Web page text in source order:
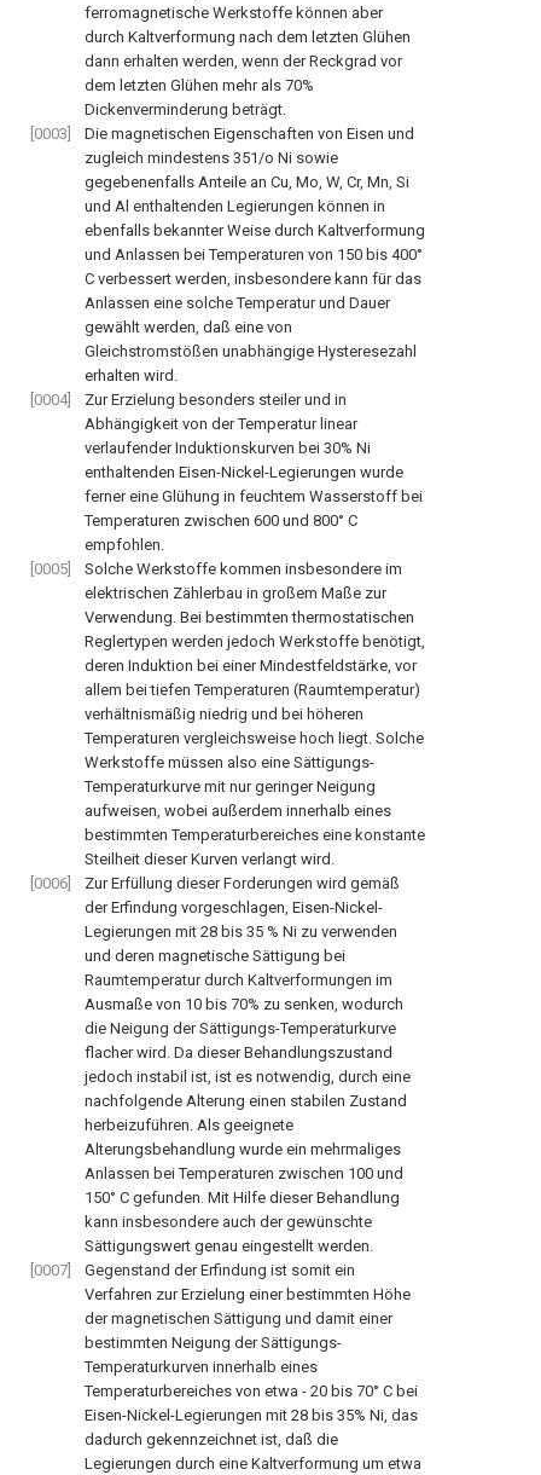
ferromagnetische Werkstoffe können aber
durch Kaltverformung nach dem letzten Glühen
dann erhalten werden, wenn der Reckgrad vor
dem letzten Glühen mehr als 70%
Dickenverminderung beträgt.
[0003]
Die magnetischen Eigenschaften von Eisen und
zugleich mindestens 351/o Ni sowie
gegebenenfalls Anteile an Cu, Mo, W, Cr, Mn, Si
und Al enthaltenden Legierungen können in
ebenfalls bekannter Weise durch Kaltverformung
und Anlassen bei Temperaturen von 150 bis 400°
C verbessert werden, insbesondere kann für das
Anlassen eine solche Temperatur und Dauer
gewählt werden, daß eine von
Gleichstromstößen unabhängige Hysteresezahl
erhalten wird.
[0004]
Zur Erzielung besonders steiler und in
Abhängigkeit von der Temperatur linear
verlaufender Induktionskurven bei 30% Ni
enthaltenden Eisen-Nickel-Legierungen wurde
ferner eine Glühung in feuchtem Wasserstoff bei
Temperaturen zwischen 600 und 800° C
empfohlen.
[0005]
Solche Werkstoffe kommen insbesondere im
elektrischen Zählerbau in großem Maße zur
Verwendung. Bei bestimmten thermostatischen
Reglertypen werden jedoch Werkstoffe benötigt,
deren Induktion bei einer Mindestfeldstärke, vor
allem bei tiefen Temperaturen (Raumtemperatur)
verhältnismäßig niedrig und bei höheren
Temperaturen vergleichsweise hoch liegt. Solche
Werkstoffe müssen also eine Sättigungs-
Temperaturkurve mit nur geringer Neigung
aufweisen, wobei außerdem innerhalb eines
bestimmten Temperaturbereiches eine konstante
Steilheit dieser Kurven verlangt wird.
[0006]
Zur Erfüllung dieser Forderungen wird gemäß
der Erfindung vorgeschlagen, Eisen-Nickel-
Legierungen mit 28 bis 35 % Ni zu verwenden
und deren magnetische Sättigung bei
Raumtemperatur durch Kaltverformungen im
Ausmaße von 10 bis 70% zu senken, wodurch
die Neigung der Sättigungs-Temperaturkurve
flacher wird. Da dieser Behandlungszustand
jedoch instabil ist, ist es notwendig, durch eine
nachfolgende Alterung einen stabilen Zustand
herbeizuführen. Als geeignete
Alterungsbehandlung wurde ein mehrmaliges
Anlassen bei Temperaturen zwischen 100 und
150° C gefunden. Mit Hilfe dieser Behandlung
kann insbesondere auch der gewünschte
Sättigungswert genau eingestellt werden.
[0007]
Gegenstand der Erfindung ist somit ein
Verfahren zur Erzielung einer bestimmten Höhe
der magnetischen Sättigung und damit einer
bestimmten Neigung der Sättigungs-
Temperaturkurven innerhalb eines
Temperaturbereiches von etwa - 20 bis 70° C bei
Eisen-Nickel-Legierungen mit 28 bis 35% Ni, das
dadurch gekennzeichnet ist, daß die
Legierungen durch eine Kaltverformung um etwa